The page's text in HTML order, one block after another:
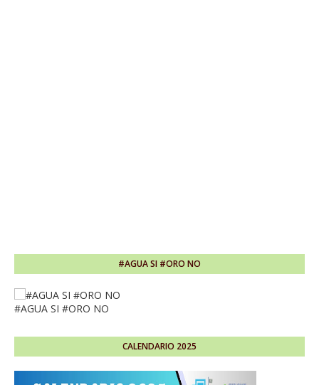
#AGUA SI #ORO NO
#AGUA SI #ORO NO
CALENDARIO 2025